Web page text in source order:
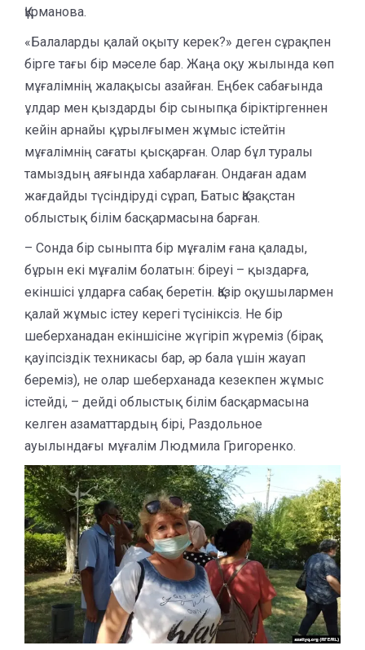
Құрманова.
«Балаларды қалай оқыту керек?» деген сұрақпен
бірге тағы бір мәселе бар. Жаңа оқу жылында көп
мұғалімнің жалақысы азайған. Еңбек сабағында
ұлдар мен қыздарды бір сыныпқа біріктіргеннен
кейін арнайы құрылғымен жұмыс істейтін
мұғалімнің сағаты қысқарған. Олар бұл туралы
тамыздың аяғында хабарлаған. Ондаған адам
жағдайды түсіндіруді сұрап, Батыс Қазақстан
облыстық білім басқармасына барған.
– Сонда бір сыныпта бір мұғалім ғана қалады,
бұрын екі мұғалім болатын: біреуі – қыздарға,
екіншісі ұлдарға сабақ беретін. Қазір оқушылармен
қалай жұмыс істеу керегі түсініксіз. Не бір
шеберханадан екіншісіне жүгіріп жүреміз (бірақ
қауіпсіздік техникасы бар, әр бала үшін жауап
береміз), не олар шеберханада кезекпен жұмыс
істейді, – дейді облыстық білім басқармасына
келген азаматтардың бірі, Раздольное
ауылындағы мұғалім Людмила Григоренко.